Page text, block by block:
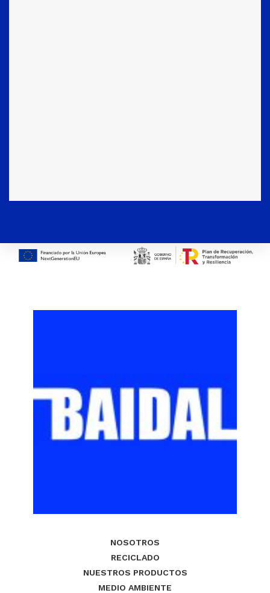
NOSOTROS
RECICLADO
NUESTROS PRODUCTOS
MEDIO AMBIENTE